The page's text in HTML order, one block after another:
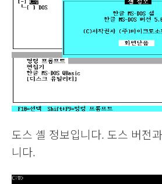
도스 셸 정보입니다. 도스 버전
니다.